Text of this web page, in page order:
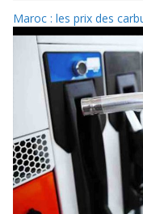
Maroc : les prix des